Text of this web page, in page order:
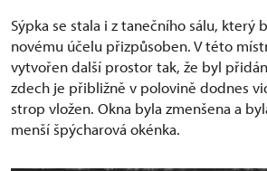
Sýpka se stala i z tanečního sálu, který
novému účelu přizpůsoben. V této
vytvořen další prostor tak, že byl
zdech je přibližně v polovině dodnes
strop vložen. Okna byla zmenšena a
menší špýcharová okénka.